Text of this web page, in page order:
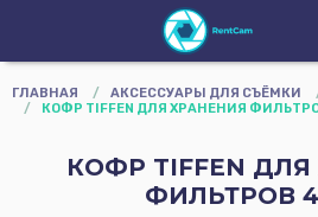
Войти
Сопровождение
ГЛАВНАЯ / АКСЕССУАРЫ ДЛЯ СЪЁМКИ
/
КОФР TIFFEN ДЛЯ ХРАНЕНИЯ
КОФР TIFFEN
ФИЛЬТРОВ